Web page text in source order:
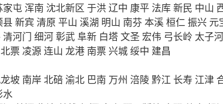
家屯 浑南 沈北新区 于洪辽中 康平 法库新民 中山
县新宾 清原 平山 溪湖 明山 南芬 本溪桓仁振兴 元
清河门 细河彰武阜新 白塔文圣宏伟 弓长岭 太子河
北票 凌源连山 龙港 南票兴城绥中 建昌
坡 南岸北碚渝北 巴南 万州 涪陵黔江 长寿 江津
水